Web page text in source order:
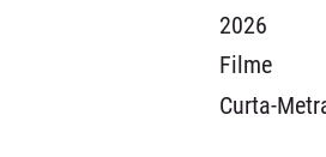
2026
Filme
Curta-